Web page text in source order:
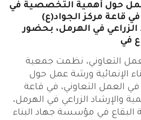
عمل حول أهمية التخصصية في
قاعة مركز الجواد(ع)
الزراعي في الهرمل، بحضور
في
التعاوني، نظمت جمعية
الإنمائية ورشة عمل حول
العمل التعاوني، في قاعة
والإرشاد الزراعي في الهرمل،
البقاع في مؤسسة جهاد البناء